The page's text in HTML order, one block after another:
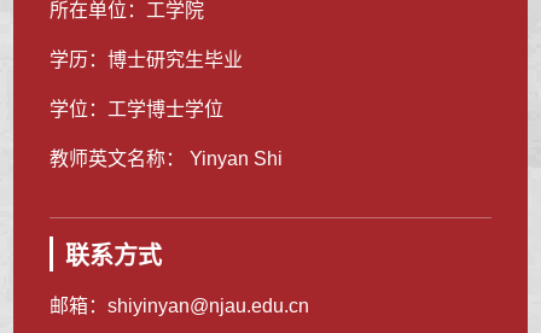
所在单位：工学院
学历：博士研究生毕业
学位：工学博士学位
教师英文名称： Yinyan Shi
联系方式
邮箱：shiyinyan@njau.edu.cn